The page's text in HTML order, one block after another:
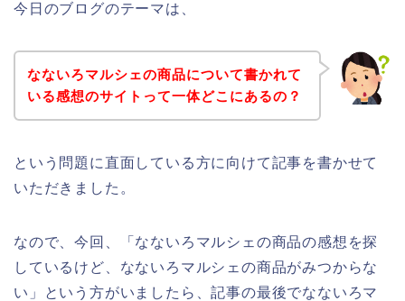
今日のブログのテーマは、
なないろマルシェの商品について書かれて
いる感想のサイトって一体どこにあるの？
という問題に直面している方に向けて記事を書かせて
いただきました。
なので、今回、「なないろマルシェの商品の感想を探
しているけど、なないろマルシェの商品がみつからな
い」という方がいましたら、記事の最後でなないろマ